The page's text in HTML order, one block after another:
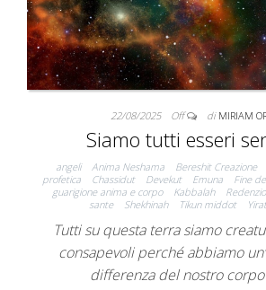
22/08/2025 Off di MIRIAM
Siamo tutti esseri
angeli Anima Neshama Bereshit Creazione
profetica
Chassidut Devekut Emuna Fine
guarigione anima e corpo
Kabbalah
sante
Shekhinah Tikun middot
Tutti su questa terra siamo
consapevoli perché abbiamo
differenza del nostro